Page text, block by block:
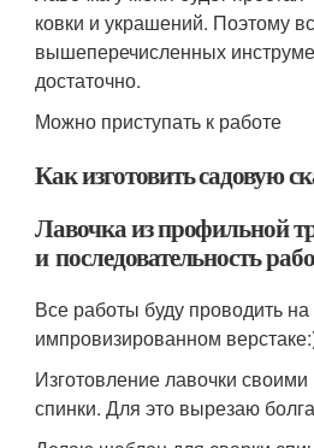
ковки и украшений. Поэтому
вышеперечисленных
достаточно.
Можно приступать к работе
Как изготовить садовую
Лавочка из профильной
и последовательность
Все работы буду проводить
импровизированном
Изготовление лавочки
спинки. Для это вырезаю